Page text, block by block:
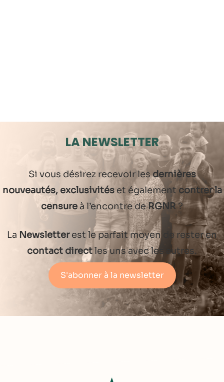
LA NEWSLETTER
Si vous désirez recevoir lesdernières
nouveautés, exclusivitéset également contrer la
censureà l’encontre deRGNR?
La Newsletterest le parfait moyen de rester en
contact directles uns avec les autres.
S'abonner à la newsletter